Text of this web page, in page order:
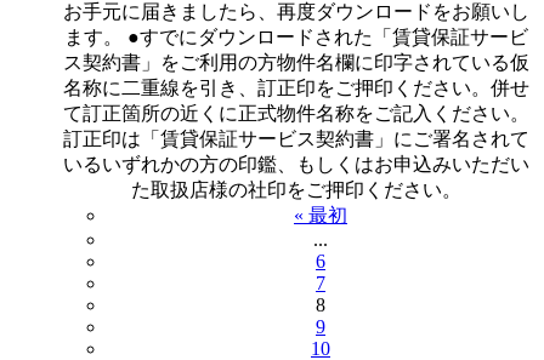
お手元に届きましたら、再度ダウンロードをお願いし
ます。 ●すでにダウンロードされた「賃貸保証サービ
ス契約書」をご利用の方物件名欄に印字されている仮
名称に二重線を引き、訂正印をご押印ください。併せ
て訂正箇所の近くに正式物件名称をご記入ください。
訂正印は「賃貸保証サービス契約書」にご署名されて
いるいずれかの方の印鑑、もしくはお申込みいただい
た取扱店様の社印をご押印ください。
« 最初
...
6
7
8
9
10